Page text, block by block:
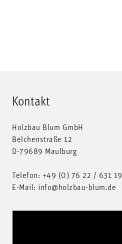
Kontakt
Holzbau Blum GmbH
Belchenstraße 12
D-79689 Maulburg
Telefon: +49 (0) 76 22 / 631 19
E-Mail: info@holzbau-blum.de